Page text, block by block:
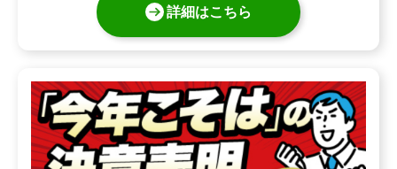
詳細はこちら